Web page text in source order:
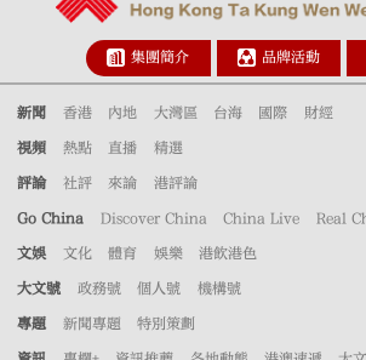
集團簡介 品牌活動
新聞 香港 內地 大灣區 台海 國際 財經
視頻 熱點 直播 精選
評論 社評 來論 港評論
Go China Discover China China Live Real
文娛 文化 體育 娛樂 港飲港色
大文號 政務號 個人號 機構號
專題 新聞專題 特別策劃